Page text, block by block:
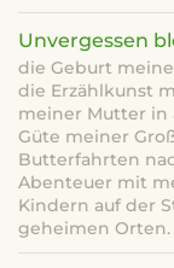
Unvergessen
die Geburt
die Erzählkunst
meiner Mutter in
Güte meiner
Butterfahrten
Abenteuer mit
Kindern auf der
geheimen Orten.